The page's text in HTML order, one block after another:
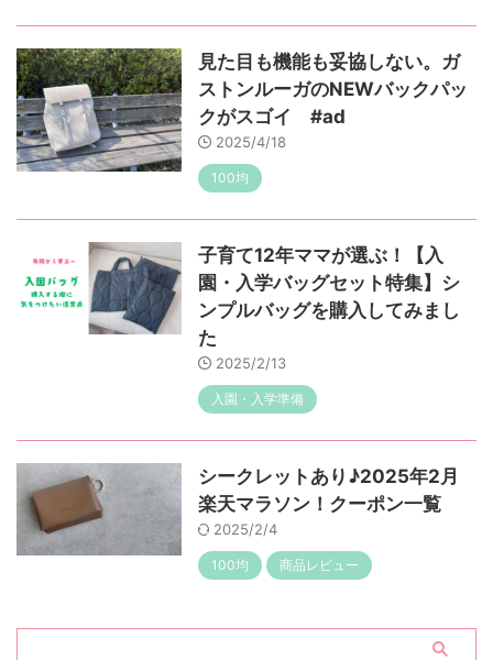
見た目も機能も妥協しない。ガ
ストンルーガのNEWバックパッ
クがスゴイ #ad
2025/4/18
100均
子育て12年ママが選ぶ！【入
園・入学バッグセット特集】シ
ンプルバッグを購入してみまし
た
2025/2/13
入園・入学準備
シークレットあり♪2025年2月
楽天マラソン！クーポン一覧
2025/2/4
100均 商品レビュー